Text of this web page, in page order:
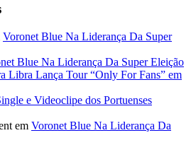
Voronet Blue Na Liderança Da Super
Blue Na Liderança Da Super Eleição
Libra Lança Tour “Only For Fans” em
e Videoclipe dos Portuenses
em Voronet Blue Na Liderança Da